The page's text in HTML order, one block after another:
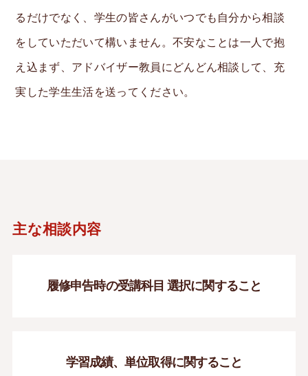
るだけでなく、学生の皆さんがいつでも自分から相談
をしていただいて構いません。不安なことは一人で抱
え込まず、アドバイザー教員にどんどん相談して、充
実した学生生活を送ってください。
主な相談内容
履修申告時の受講科目 選択に関すること
学習成績、単位取得に関すること